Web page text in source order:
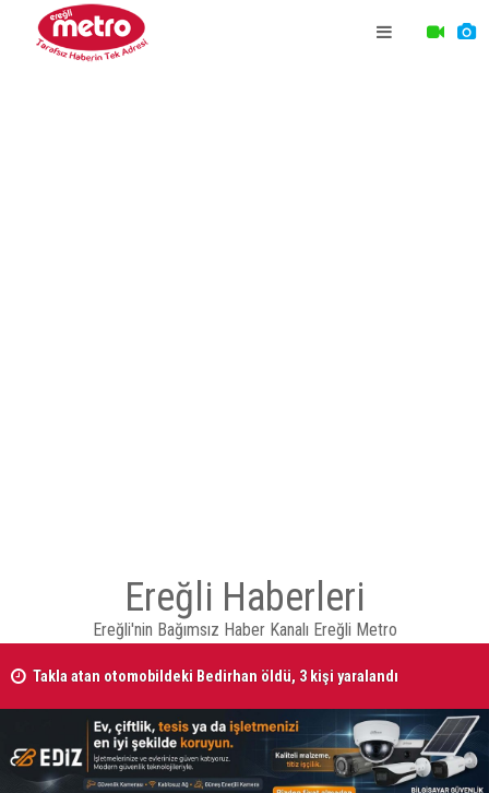
Ereğli Haberleri
Ereğli'nin Bağımsız Haber Kanalı Ereğli Metro
Takla atan otomobildeki Bedirhan öldü, 3 kişi yaralandı